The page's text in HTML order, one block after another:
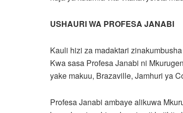
USHAURI WA PROFESA JANABI
Kauli hizi za madaktari
Kwa sasa Profesa Janabi ni
yake makuu, Brazaville, Jamhuri ya
Profesa Janabi ambaye alikuwa